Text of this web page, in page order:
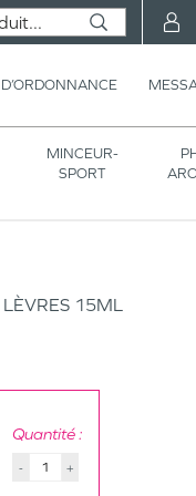
MINCEUR-
SPORT
15ML
Quantité :
- +